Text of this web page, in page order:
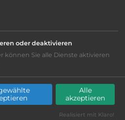
überwiegend ruhig
oder deaktivieren
können Sie alle Dienste aktivieren
Alle
akzeptieren
Realisiert mit Klaro!